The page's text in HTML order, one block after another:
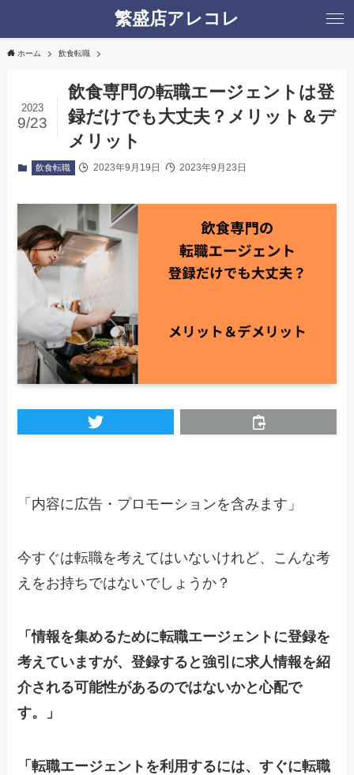
繁盛店アレコレ
ホーム 飲食転職
飲食専門の転職エージェントは登
録だけでも大丈夫？メリット＆デ
メリット
2023
9/23
飲食転職 2023年9月19日 2023年9月23日
「内容に広告・プロモーションを含みます」
今すぐは転職を考えてはいないけれど、こんな考
えをお持ちではないでしょうか？
「情報を集めるために転職エージェントに登録を
考えていますが、登録すると強引に求人情報を紹
介される可能性があるのではないかと心配で
す。」
「転職エージェントを利用するには、すぐに転職